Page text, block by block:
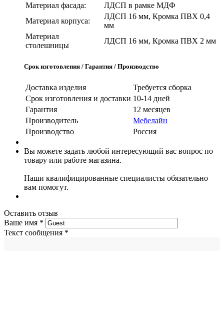
Материал фасада:
ЛДСП в рамке МДФ
Материал корпуса:
ЛДСП 16 мм, Кромка ПВХ 0,4
мм
Материал
столешницы
ЛДСП 16 мм, Кромка ПВХ 2 мм
Срок изготовления / Гарантия / Производство
Доставка изделия
Требуется сборка
Срок изготовления и доставки 10-14 дней
Гарантия
12 месяцев
Производитель
Мебелайн
Производство
Россия
Вы можете задать любой интересующий вас вопрос по
товару или работе магазина.
Наши квалифицированные специалисты обязательно
вам помогут.
Оставить отзыв
Ваше имя *
Текст сообщения *